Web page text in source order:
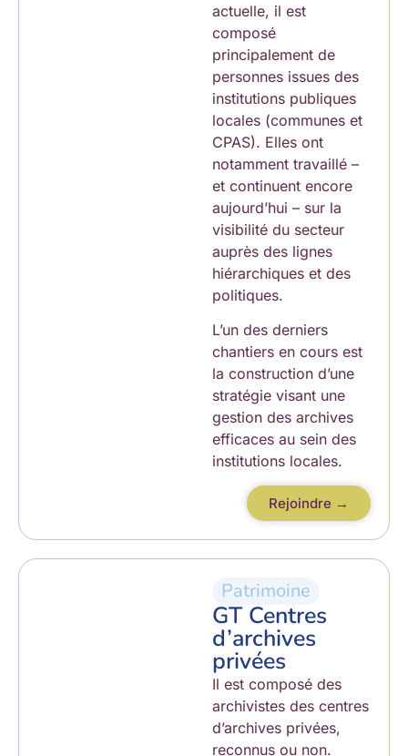
actuelle, il est
composé
principalement de
personnes issues des
institutions publiques
locales (communes et
CPAS). Elles ont
notamment travaillé –
et continuent encore
aujourd’hui – sur la
visibilité du secteur
auprès des lignes
hiérarchiques et des
politiques.
L’un des derniers
chantiers en cours est
la construction d’une
stratégie visant une
gestion des archives
efficaces au sein des
institutions locales.
Rejoindre →
Patrimoine
GT Centres
d’archives
privées
Il est composé des
archivistes des centres
d’archives privées,
reconnus ou non.